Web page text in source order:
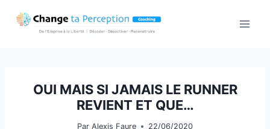
OUI MAIS SI JAMAIS LE RUNNER
REVIENT ET QUE…
Par Alexis Faure 22/06/2020